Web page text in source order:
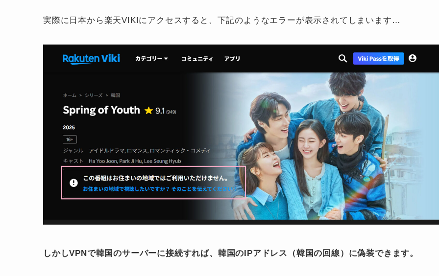
実際に日本から楽天VIKIにアクセスすると、下記のようなエラーが表示されてしまいます…
しかしVPNで韓国のサーバーに接続すれば、韓国のIPアドレス（韓国の回線）に偽装できます。